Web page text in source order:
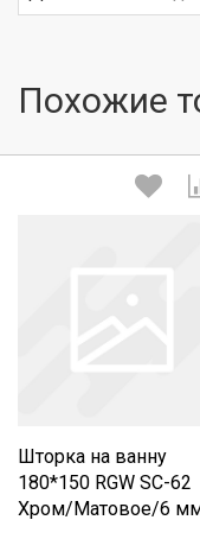
Похожие
Шторка на ванну
180*150 RGW SC-62
Хром/Матовое/6
Продолжить
Отмена